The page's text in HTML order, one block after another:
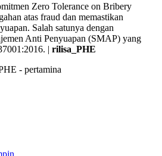
Zero Tolerance on Bribery
atas fraud dan memastikan
Salah satunya dengan
Anti Penyuapan (SMAP) yang
| rilisa_PHE
- pertamina